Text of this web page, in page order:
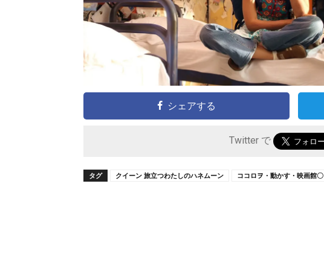
シェアする
Twitter で
タグ クイーン 旅立つわたしのハネムーン ココロヲ・動かす・映画館〇